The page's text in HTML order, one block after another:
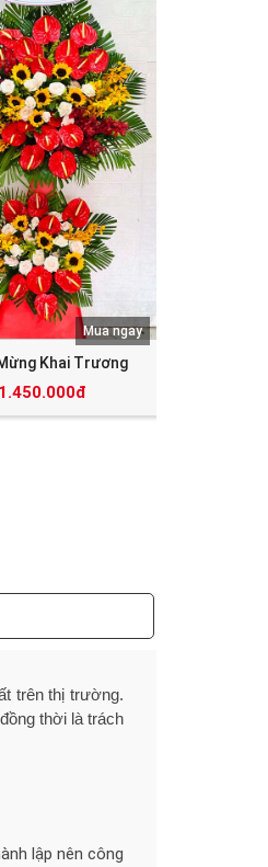
Khai Trương
1.450.000đ
Mua ngay
trên thị trường.
thời là trách
lập nên công